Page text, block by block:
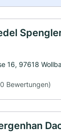
16, 97618
Bewertungen)